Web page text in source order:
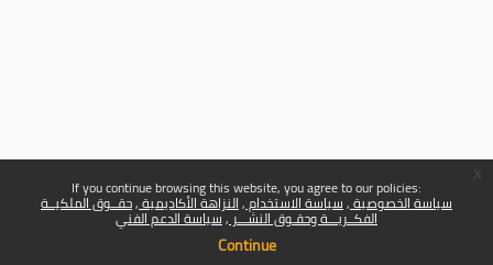
If you continue browsing this website, you agree to our policies:
سياسة الخصوصية سياسة الاستخدام النزاهة الأكاديمية حقــوق الملكيــة
الفكــريـــة وحقـوق النشـــر سياسة الدعم الفني
Continue